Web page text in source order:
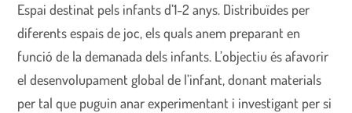
Espai destinat pels infants d’1-2 anys. Distribuïdes per
diferents espais de joc, els quals anem preparant en
funció de la demanada dels infants. L’objectiu és afavorir
el desenvolupament global de l’infant, donant materials
per tal que puguin anar experimentant i investigant per si